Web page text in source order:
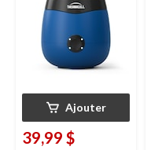
Ajouter
39,99 $